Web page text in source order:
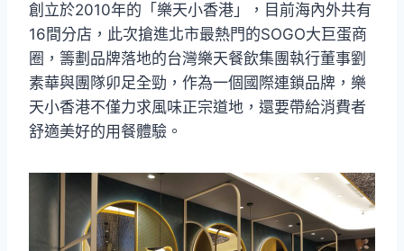
創立於2010年的「樂天小香港」，目前海內外共有
16間分店，此次搶進北市最熱門的SOGO大巨蛋商
圈，籌劃品牌落地的台灣樂天餐飲集團執行董事劉
素華與團隊卯足全勁，作為一個國際連鎖品牌，樂
天小香港不僅力求風味正宗道地，還要帶給消費者
舒適美好的用餐體驗。